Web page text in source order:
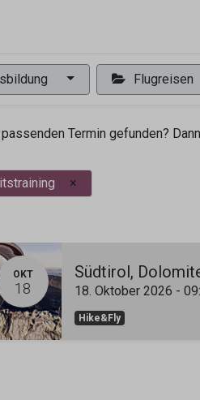
Flugreisen
Termin gefunden?
×
OKT
18
Südtirol,
18. Oktober 2026 -
Hike&Fly